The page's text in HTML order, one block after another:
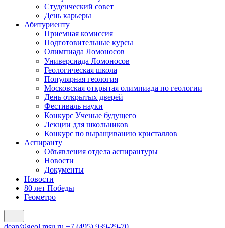
Студенческий совет
День карьеры
Абитуриенту
Приемная комиссия
Подготовительные курсы
Олимпиада Ломоносов
Универсиада Ломоносов
Геологическая школа
Популярная геология
Московская открытая олимпиада по геологии
День открытых дверей
Фестиваль науки
Конкурс Ученые будущего
Лекции для школьников
Конкурс по выращиванию кристаллов
Аспиранту
Объявления отдела аспирантуры
Новости
Документы
Новости
80 лет Победы
Геометро